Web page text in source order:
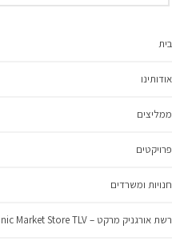
בית
אודותינו
ממליצים
פרויקטים
חנויות ומשרדים
רשת אורגניק מרקט – Organic Market Store TLV